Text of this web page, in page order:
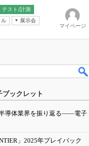
テスト/計測
ル
展示会
マイページ
ブックレット
導体業界を振り返る――電子
」2025年プレイバック